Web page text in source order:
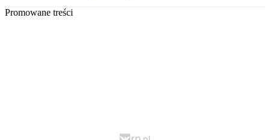
Promowane treści